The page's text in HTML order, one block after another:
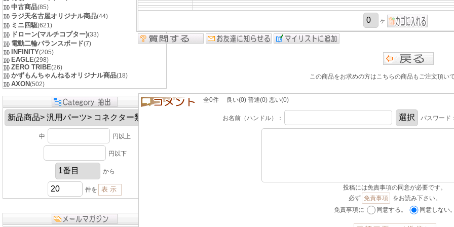
中古商品(85)
ラジ天名古屋オリジナル商品(44)
ミニ四駆(621)
ドローン(マルチコプター)(33)
電動二輪バランスボード(7)
INFINITY(205)
EAGLE(298)
ZERO TRIBE(26)
かずもんちゃんねるオリジナル商品(18)
AXON(502)
中 円以上
円以下
から
件を
ヶ
この商品をお求めの方はこちらの商品もご注文頂い
全0件 良い(0) 普通(0) 悪い(0)
お名前（ハンドル）： パスワード：
投稿には免責事項の同意が必要です。
必ず 免責事項
をお読み下さい。
免責事項に
同意する。 同意しない。